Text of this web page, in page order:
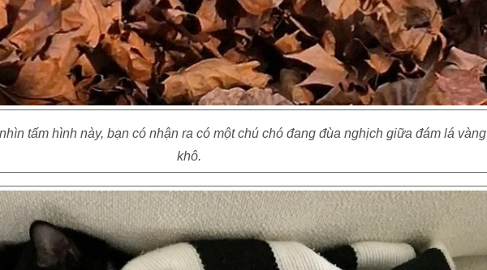
tấm hình này, bạn có nhận ra có một chú chó đang đùa nghịch giữa đám lá vàng
khô.